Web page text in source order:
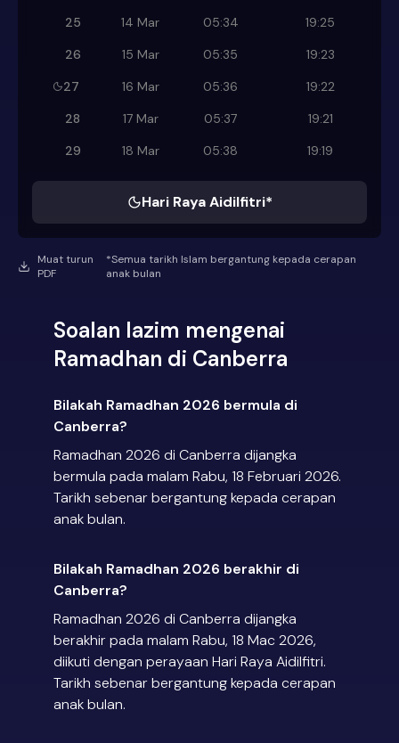
25
14 Mar 05:34
19:25
26
15 Mar 05:35
19:23
27
16 Mar 05:36
19:22
28
17 Mar 05:37
19:21
29
18 Mar 05:38 19:19
Hari Raya Aidilfitri*
Muat turun
PDF
*Semua tarikh Islam bergantung kepada cerapan
anak bulan
Soalan lazim mengenai
Ramadhan di Canberra
Bilakah Ramadhan 2026 bermula di
Canberra?
Ramadhan 2026 di Canberra dijangka
bermula pada malam Rabu, 18 Februari 2026.
Tarikh sebenar bergantung kepada cerapan
anak bulan.
Bilakah Ramadhan 2026 berakhir di
Canberra?
Ramadhan 2026 di Canberra dijangka
berakhir pada malam Rabu, 18 Mac 2026,
diikuti dengan perayaan Hari Raya Aidilfitri.
Tarikh sebenar bergantung kepada cerapan
anak bulan.